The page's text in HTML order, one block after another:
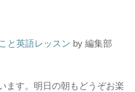
と英語レッスン by 編集部
ます。明日の朝もどうぞお楽